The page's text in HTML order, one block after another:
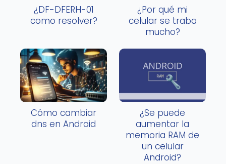
¿DF-DFERH-01
como resolver?
¿Por qué mi
celular se traba
mucho?
Cómo cambiar
dns en Android
¿Se puede
aumentar la
memoria RAM de
un celular
Android?